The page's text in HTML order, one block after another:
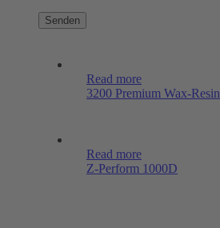
Read more
3200 Premium Wax-Resin
Read more
Z-Perform 1000D